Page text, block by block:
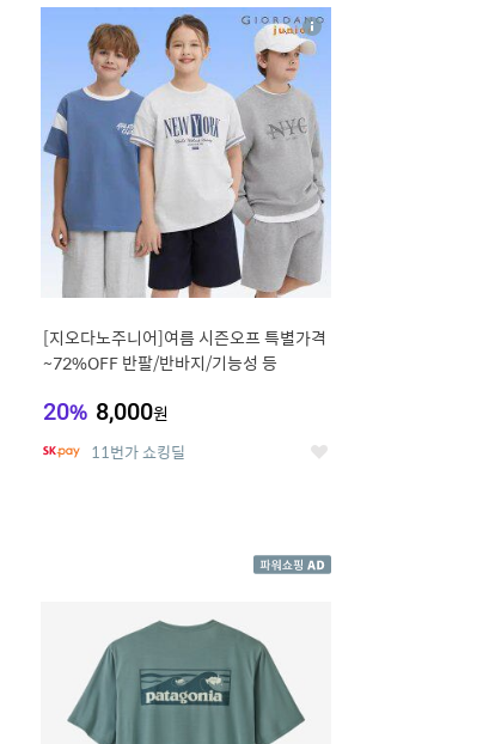
8
[지오다노주니어]여름 시즌오프 특별가격
~72%OFF 반팔/반바지/기능성 등
20% 8,000원
11번가 쇼킹딜 좋
상
세